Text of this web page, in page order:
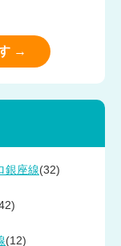
→
銀座線(32)
(12)